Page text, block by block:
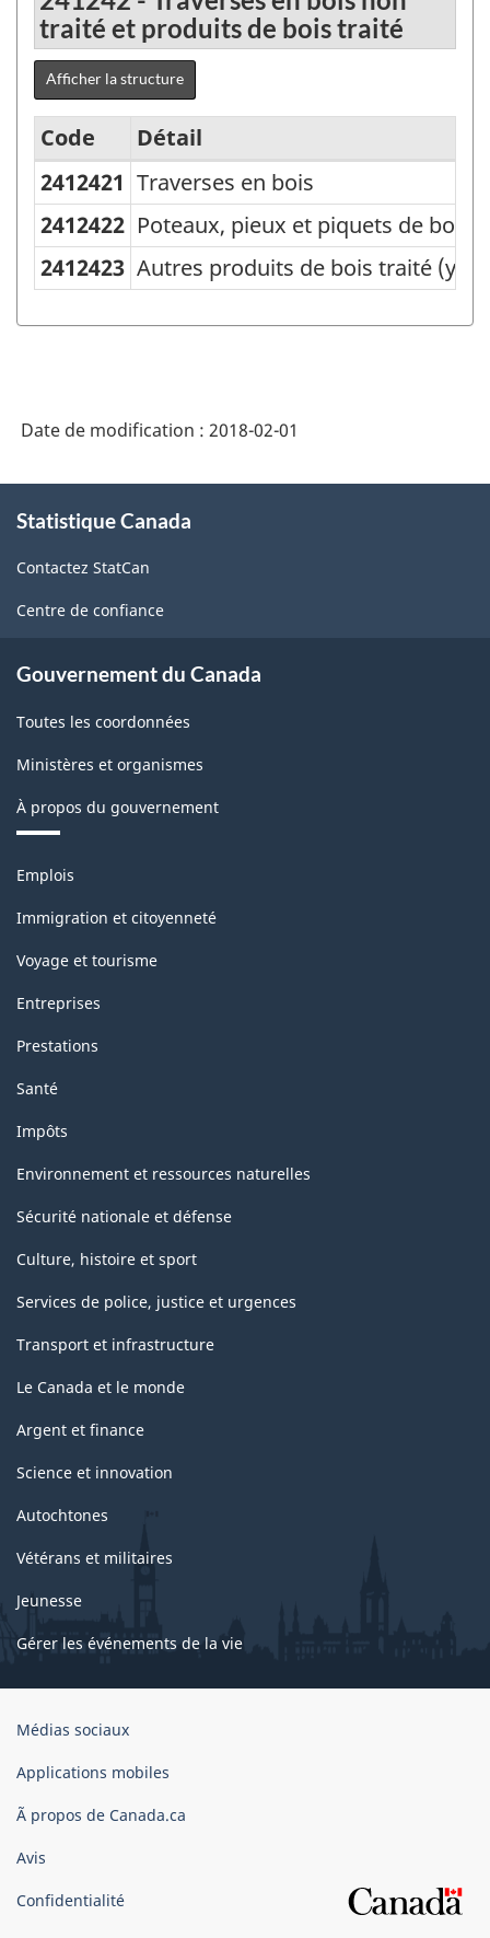
traité et produits de bois traité
Afficher la structure
Variante
du
SCPAN
Canada
2012
-
Comptes
d'importation
d'exportation
de
-
Structure
de
la
classification
Code
Détail
2412421 Traverses en bois
2412422 Poteaux, pieux et piquets de bois
2412423 Autres produits de bois traité (y
Date de modification : 2018-02-01
propos
ce
site
Statistique Canada
Contactez StatCan
Centre de confiance
Gouvernement du Canada
Toutes les coordonnées
Ministères et organismes
À propos du gouvernement
Thèmes
sujets
Emplois
Immigration et citoyenneté
Voyage et tourisme
Entreprises
Prestations
Santé
Impôts
Environnement et ressources naturelles
Sécurité nationale et défense
Culture, histoire et sport
Services de police, justice et urgences
Transport et infrastructure
Le Canada et le monde
Argent et finance
Science et innovation
Autochtones
Vétérans et militaires
Jeunesse
Gérer les événements de la vie
Organisation
gouvernement
Canada
Médias sociaux
Applications mobiles
Ã propos de Canada.ca
Avis
Confidentialité